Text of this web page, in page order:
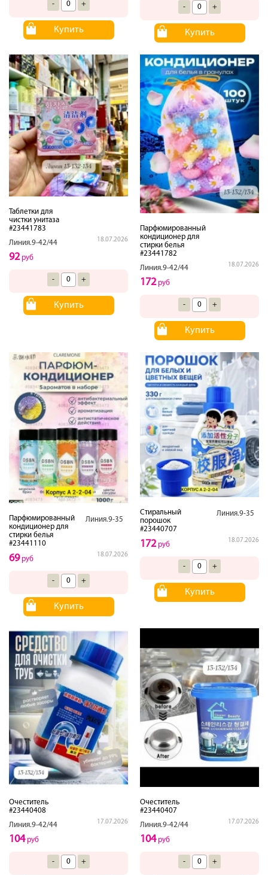
- +
Купить
- +
Купить
Таблетки для
чистки унитаза
#23441783
Линия.9-42/44
18.07.2026
92руб
- +
Купить
Парфюмированный
кондиционер для
стирки белья
#23441782
Линия.9-42/44
18.07.2026
172руб
- +
Купить
Парфюмированный
кондиционер для
стирки белья
#23441110
Линия.9-35
18.07.2026
69руб
- +
Купить
Стиральный
порошок
#23440707
Линия.9-35
18.07.2026
172руб
- +
Купить
Очеститель
#23440408
Линия.9-42/44
17.07.2026
104руб
- +
Очеститель
#23440407
Линия.9-42/44
17.07.2026
104руб
- +